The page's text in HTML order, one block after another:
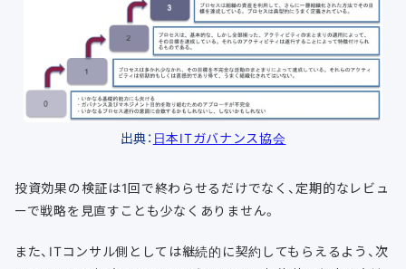
出典： 日本ITガバナンス協会
投資効果の検証は1回で終わらせるだけでなく、定期的なレビュ
ーで戦略を見直すことも少なくありません。
また、ITコンサル側としては継続的に契約してもらえるよう、次